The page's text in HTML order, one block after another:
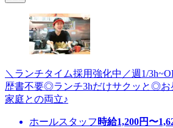
＼ランチタイム採用強化中／週1/
歴書不要◎ランチ3hだけサクッと◎お
家庭との両立♪
ホールスタッフ 時給1,200円〜